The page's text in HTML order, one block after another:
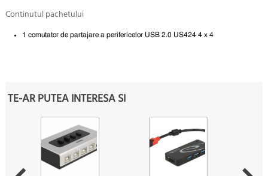
Continutul pachetului
1 comutator de partajare a perifericelor USB 2.0 US424 4 x 4
TE-AR PUTEA INTERESA SI